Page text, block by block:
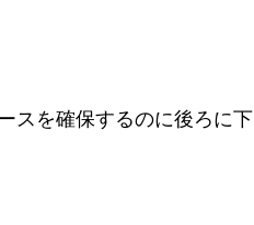
スを確保するのに後ろに下